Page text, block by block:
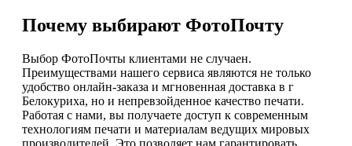
Почему выбирают ФотоПочту
Выбор ФотоПочты клиентами не случаен.
Преимуществами нашего сервиса являются не только
удобство онлайн-заказа и мгновенная доставка в г
Белокуриха, но и непревзойденное качество печати.
Работая с нами, вы получаете доступ к современным
технологиям печати и материалам ведущих мировых